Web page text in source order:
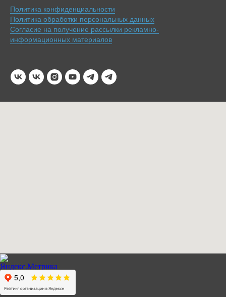
Политика конфиденциальности
Политика обработки персональных данных
Согласие на получение рассылки рекламно-
информационных материалов